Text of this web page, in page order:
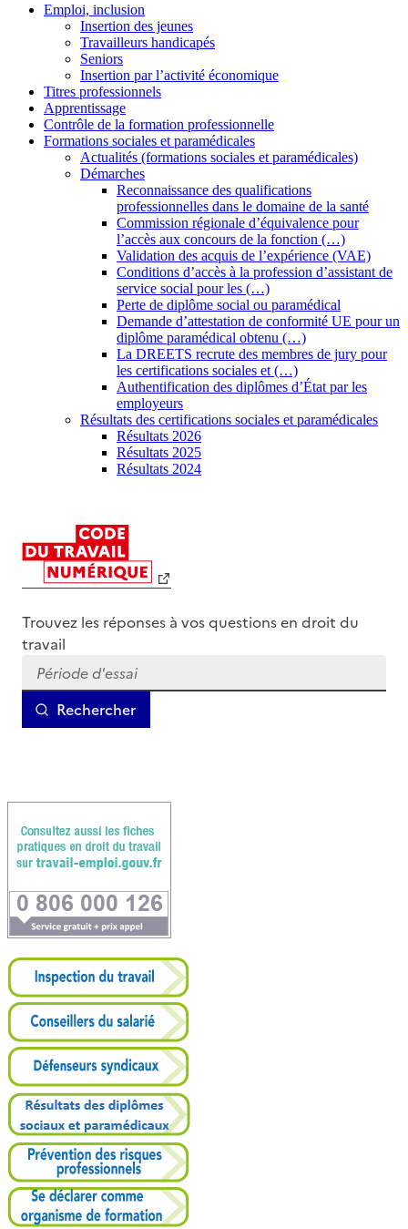
Emploi, inclusion
Insertion des jeunes
Travailleurs handicapés
Seniors
Insertion par l’activité économique
Titres professionnels
Apprentissage
Contrôle de la formation professionnelle
Formations sociales et paramédicales
Actualités (formations sociales et paramédicales)
Démarches
Reconnaissance des qualifications
professionnelles dans le domaine de la santé
Commission régionale d’équivalence pour
l’accès aux concours de la fonction (…)
Validation des acquis de l’expérience (VAE)
Conditions d’accès à la profession d’assistant de
service social pour les (…)
Perte de diplôme social ou paramédical
Demande d’attestation de conformité UE pour un
diplôme paramédical obtenu (…)
La DREETS recrute des membres de jury pour
les certifications sociales et (…)
Authentification des diplômes d’État par les
employeurs
Résultats des certifications sociales et paramédicales
Résultats 2026
Résultats 2025
Résultats 2024